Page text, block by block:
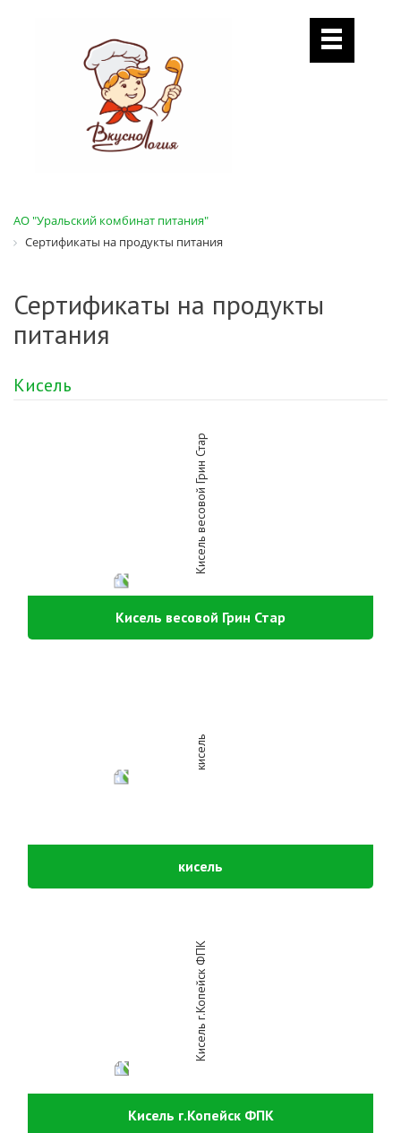
АО "Уральский комбинат питания"
Сертификаты на продукты питания
Сертификаты на продукты
питания
Кисель
Кисель весовой Грин Стар
кисель
Кисель г.Копейск ФПК